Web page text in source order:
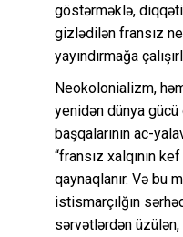
göstərməklə,
gizlədilən fransız
yayındırmağa
Neokolonializm,
yenidən dünya
başqalarının ac-
“fransız xalqının
qaynaqlanır. Və bu
istismarçılğın
sərvətlərdən